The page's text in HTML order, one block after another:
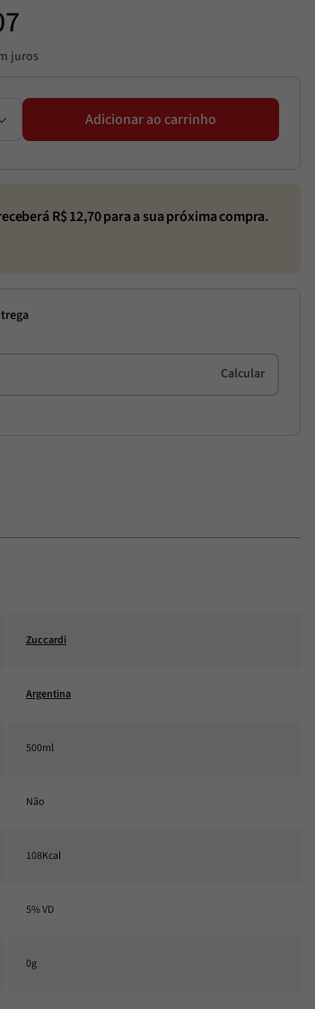
juros
Adicionar ao carrinho
R$12,70para a sua próxima compra.
Zuccardi
Argentina
500ml
Não
108Kcal
5% VD
0g